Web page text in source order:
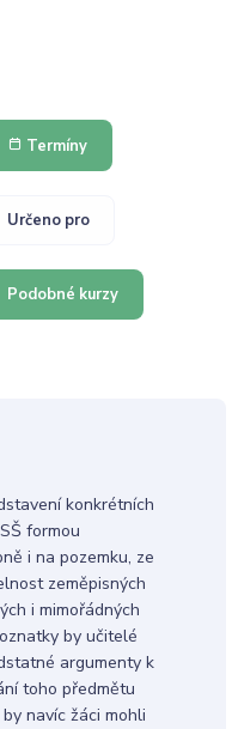
Termíny
Určeno pro
Podobné kurzy
konkrétních
formou
i na pozemku, ze
zeměpisných
i mimořádných
by učitelé
argumenty k
toho předmětu
navíc žáci mohli